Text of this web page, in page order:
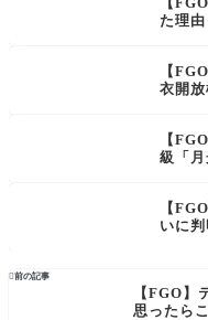
た理由
【
衣開
【
級「
【
いに
前の記事
【FGO】
思ったら